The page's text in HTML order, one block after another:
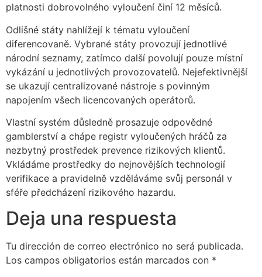
platnosti dobrovolného vyloučení činí 12 měsíců.
Odlišné státy nahlížejí k tématu vyloučení
diferencovaně. Vybrané státy provozují jednotlivé
národní seznamy, zatímco další povolují pouze místní
vykázání u jednotlivých provozovatelů. Nejefektivnější
se ukazují centralizované nástroje s povinným
napojením všech licencovaných operátorů.
Vlastní systém důsledně prosazuje odpovědné
gamblerství a chápe registr vyloučených hráčů za
nezbytný prostředek prevence rizikových klientů.
Vkládáme prostředky do nejnovějších technologií
verifikace a pravidelně vzděláváme svůj personál v
sféře předcházení rizikového hazardu.
Deja una respuesta
Tu dirección de correo electrónico no será publicada.
Los campos obligatorios están marcados con *